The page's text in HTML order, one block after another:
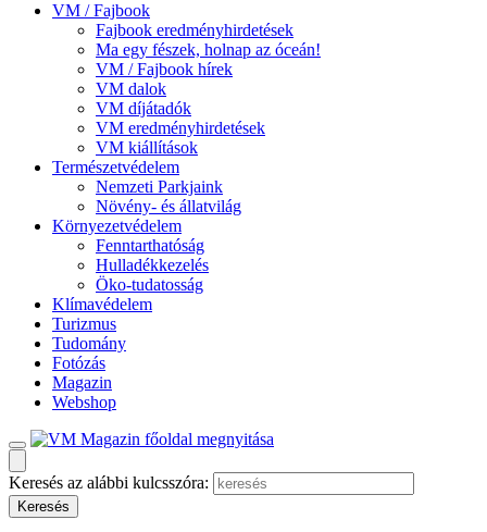
VM / Fajbook
Fajbook eredményhirdetések
Ma egy fészek, holnap az óceán!
VM / Fajbook hírek
VM dalok
VM díjátadók
VM eredményhirdetések
VM kiállítások
Természetvédelem
Nemzeti Parkjaink
Növény- és állatvilág
Környezetvédelem
Fenntarthatóság
Hulladékkezelés
Öko-tudatosság
Klímavédelem
Turizmus
Tudomány
Fotózás
Magazin
Webshop
Keresés az alábbi kulcsszóra: